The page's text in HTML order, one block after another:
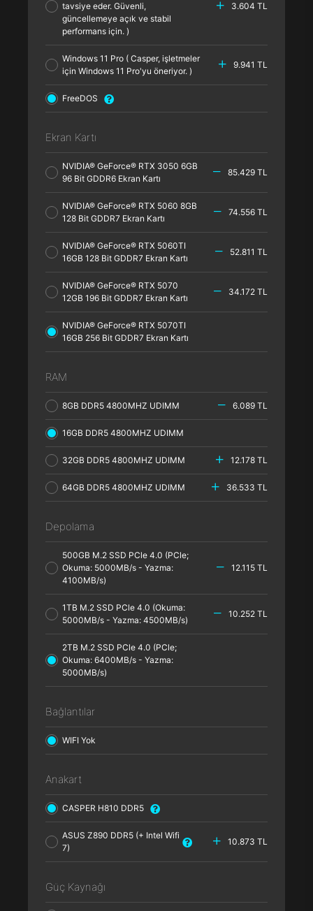
tavsiye eder. Güvenli,
güncellemeye açık ve stabil
performans için. )
3.604 TL
Windows 11 Pro ( Casper, işletmeler
için Windows 11 Pro'yu öneriyor. )
9.941 TL
FreeDOS
Ekran Kartı
NVIDIA® GeForce® RTX 3050 6GB
96 Bit GDDR6 Ekran Kartı
85.429 TL
NVIDIA® GeForce® RTX 5060 8GB
128 Bit GDDR7 Ekran Kartı
74.556 TL
NVIDIA® GeForce® RTX 5060TI
16GB 128 Bit GDDR7 Ekran Kartı
52.811 TL
NVIDIA® GeForce® RTX 5070
12GB 196 Bit GDDR7 Ekran Kartı
34.172 TL
NVIDIA® GeForce® RTX 5070TI
16GB 256 Bit GDDR7 Ekran Kartı
RAM
8GB DDR5 4800MHZ UDIMM 6.089 TL
16GB DDR5 4800MHZ UDIMM
32GB DDR5 4800MHZ UDIMM 12.178 TL
64GB DDR5 4800MHZ UDIMM 36.533 TL
Depolama
500GB M.2 SSD PCle 4.0 (PCle;
Okuma: 5000MB/s - Yazma:
4100MB/s)
12.115 TL
1TB M.2 SSD PCle 4.0 (Okuma:
5000MB/s - Yazma: 4500MB/s)
10.252 TL
2TB M.2 SSD PCle 4.0 (PCle;
Okuma: 6400MB/s - Yazma:
5000MB/s)
Bağlantılar
WIFI Yok
Anakart
CASPER H810 DDR5
ASUS Z890 DDR5 (+ Intel Wifi
7)
10.873 TL
Güç Kaynağı